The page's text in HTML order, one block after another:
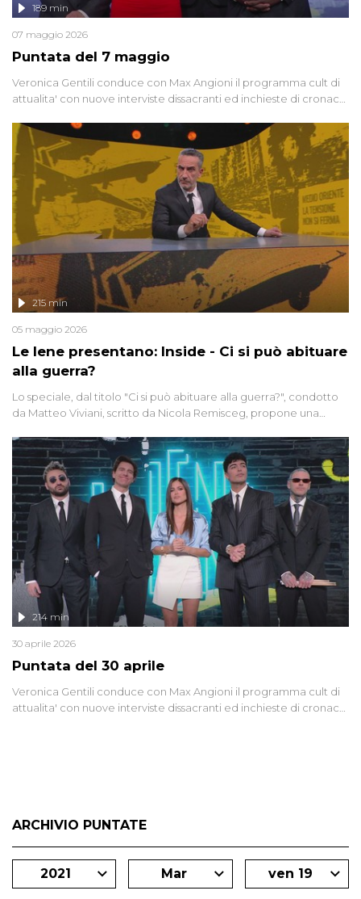
Puntata del 7 maggio
189 min
07 maggio 2026
Veronica Gentili conduce con Max Angioni il programma cult di
attualita' con nuove interviste dissacranti ed inchieste di cronaca
Le Iene presentano: Inside - Ci si può abituare
alla guerra?
215 min
05 maggio 2026
Lo speciale, dal titolo "Ci si può abituare alla guerra?", condotto
da Matteo Viviani, scritto da Nicola Remisceg, propone una
di settore - su quanto la guerra sia diventata una realtà pervasiva.
Anche se l'Italia non è direttamente coinvolta in conflitti armati, il
contesto globale rende impossibile considerarla un fenomeno
lontano.
Puntata del 30 aprile
214 min
30 aprile 2026
Veronica Gentili conduce con Max Angioni il programma cult di
attualita' con nuove interviste dissacranti ed inchieste di cronaca
ARCHIVIO PUNTATE
2021 Mar ven 19